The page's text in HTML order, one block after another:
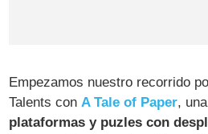
Empezamos nuestro recorrido
Talents conA Tale of Paper,
plataformas y puzles con